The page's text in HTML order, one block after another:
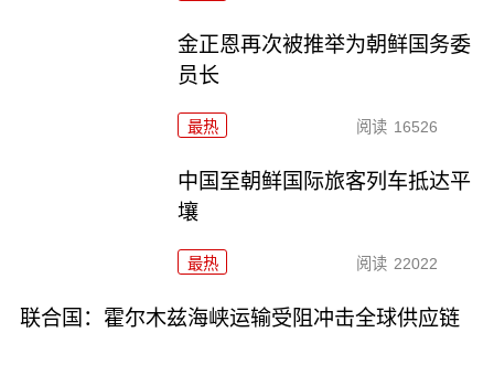
金正恩再次被推举为朝鲜国务委
员长
最热 阅读 16526
中国至朝鲜国际旅客列车抵达平
壤
最热 阅读 22022
联合国：霍尔木兹海峡运输受阻冲击全球供应链